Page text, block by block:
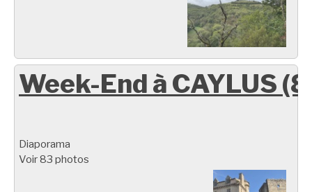
Week-End à CAYLUS
Diaporama
Voir 83 photos